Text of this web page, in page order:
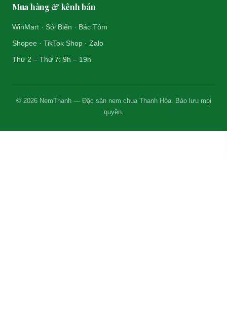
Mua hàng & kênh bán
WinMart · Sói Biển · Bác Tôm
Shopee · TikTok Shop · Zalo
Thứ 2 – Thứ 7: 9h – 19h
© 2026 NemThanh — Đặc sản nem chua Thanh Hóa. Bảo lưu mọi
quyền.